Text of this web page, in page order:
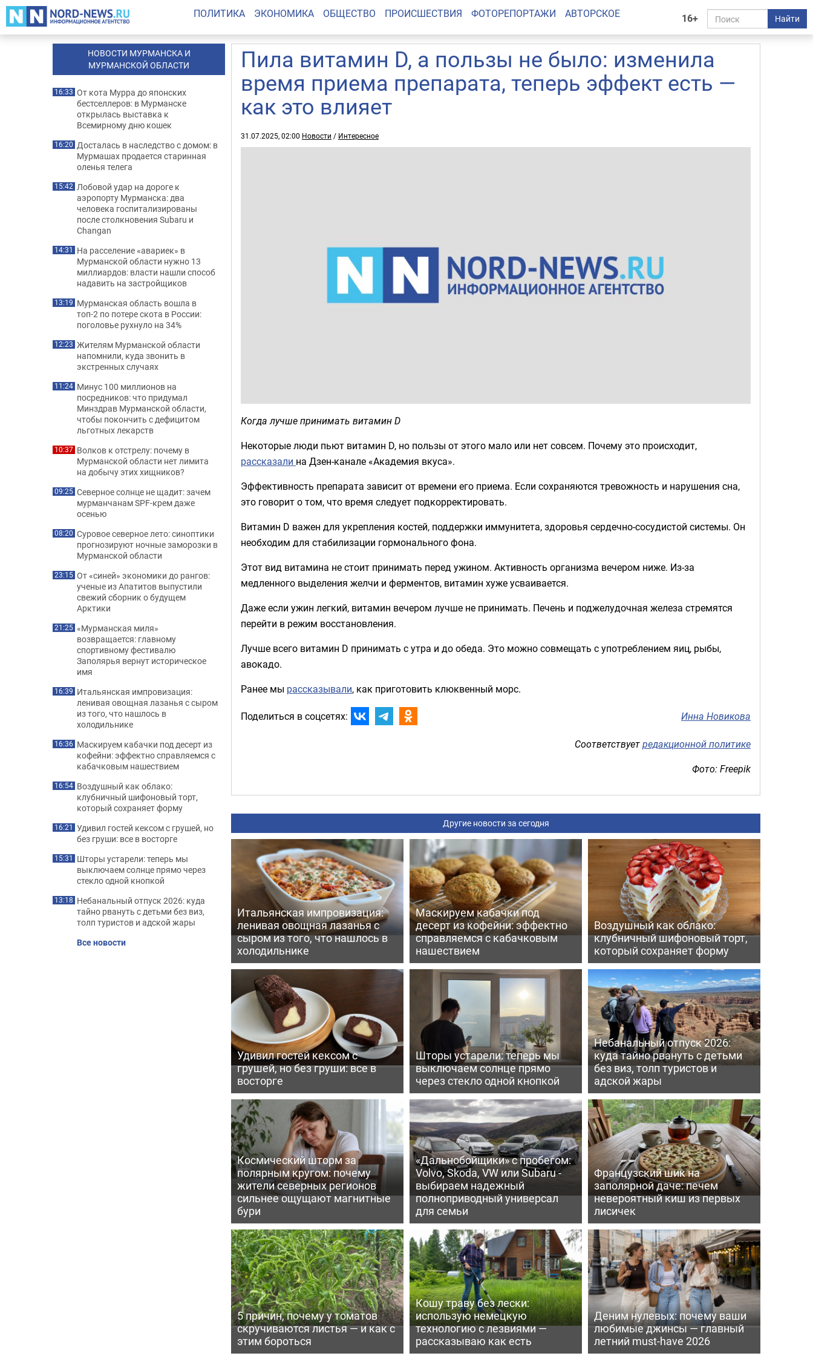
16+ Найти
ПОЛИТИКА ЭКОНОМИКА ОБЩЕСТВО ПРОИСШЕСТВИЯ ФОТОРЕПОРТАЖИ АВТОРСКОЕ
Пила витамин D, а пользы не было: изменила
время приема препарата, теперь эффект есть —
как это влияет
31.07.2025, 02:00 Новости / Интересное
Когда лучше принимать витамин D
Некоторые люди пьют витамин D, но пользы от этого мало или нет совсем. Почему это происходит,
рассказали на Дзен-канале «Академия вкуса».
Эффективность препарата зависит от времени его приема. Если сохраняются тревожность и нарушения сна,
это говорит о том, что время следует подкорректировать.
Витамин D важен для укрепления костей, поддержки иммунитета, здоровья сердечно-сосудистой системы. Он
необходим для стабилизации гормонального фона.
Этот вид витамина не стоит принимать перед ужином. Активность организма вечером ниже. Из-за
медленного выделения желчи и ферментов, витамин хуже усваивается.
Даже если ужин легкий, витамин вечером лучше не принимать. Печень и поджелудочная железа стремятся
перейти в режим восстановления.
Лучше всего витамин D принимать с утра и до обеда. Это можно совмещать с употреблением яиц, рыбы,
авокадо.
Ранее мы рассказывали, как приготовить клюквенный морс.
Поделиться в соцсетях: Инна Новикова
Соответствуетредакционной политике
Фото: Freepik
Другие новости за сегодня
Итальянская импровизация:
ленивая овощная лазанья с
сыром из того, что нашлось в
холодильнике
Маскируем кабачки под
десерт из кофейни: эффектно
справляемся с кабачковым
нашествием
Воздушный как облако:
клубничный шифоновый торт,
который сохраняет форму
Удивил гостей кексом с
грушей, но без груши: все в
восторге
Шторы устарели: теперь мы
выключаем солнце прямо
через стекло одной кнопкой
Небанальный отпуск 2026:
куда тайно рвануть с детьми
без виз, толп туристов и
адской жары
Космический шторм за
полярным кругом: почему
жители северных регионов
сильнее ощущают магнитные
бури
«Дальнобойщики» с пробегом:
Volvo, Skoda, VW или Subaru -
выбираем надежный
полноприводный универсал
для семьи
Французский шик на
заполярной даче: печем
невероятный киш из первых
лисичек
5 причин, почему у томатов
скручиваются листья — и как с
этим бороться
Кошу траву без лески:
использую немецкую
технологию с лезвиями —
рассказываю как есть
Деним нулевых: почему ваши
любимые джинсы — главный
летний must-have 2026
НОВОСТИ МУРМАНСКА И
МУРМАНСКОЙ ОБЛАСТИ
16:33 От кота Мурра до японских
бестселлеров: в Мурманске
открылась выставка к
Всемирному дню кошек
16:20 Досталась в наследство с домом: в
Мурмашах продается старинная
оленья телега
15:42 Лобовой удар на дороге к
аэропорту Мурманска: два
человека госпитализированы
после столкновения Subaru и
Changan
14:31 На расселение «авариек» в
Мурманской области нужно 13
миллиардов: власти нашли способ
надавить на застройщиков
13:19 Мурманская область вошла в
топ-2 по потере скота в России:
поголовье рухнуло на 34%
12:23 Жителям Мурманской области
напомнили, куда звонить в
экстренных случаях
11:24 Минус 100 миллионов на
посредников: что придумал
Минздрав Мурманской области,
чтобы покончить с дефицитом
льготных лекарств
10:37 Волков к отстрелу: почему в
Мурманской области нет лимита
на добычу этих хищников?
09:25 Северное солнце не щадит: зачем
мурманчанам SPF-крем даже
осенью
08:20 Суровое северное лето: синоптики
прогнозируют ночные заморозки в
Мурманской области
23:15 От «синей» экономики до рангов:
ученые из Апатитов выпустили
свежий сборник о будущем
Арктики
21:25 «Мурманская миля»
возвращается: главному
спортивному фестивалю
Заполярья вернут историческое
имя
16:39 Итальянская импровизация:
ленивая овощная лазанья с сыром
из того, что нашлось в
холодильнике
16:36 Маскируем кабачки под десерт из
кофейни: эффектно справляемся с
кабачковым нашествием
16:54 Воздушный как облако:
клубничный шифоновый торт,
который сохраняет форму
16:21 Удивил гостей кексом с грушей, но
без груши: все в восторге
15:31 Шторы устарели: теперь мы
выключаем солнце прямо через
стекло одной кнопкой
13:18 Небанальный отпуск 2026: куда
тайно рвануть с детьми без виз,
толп туристов и адской жары
Все новости